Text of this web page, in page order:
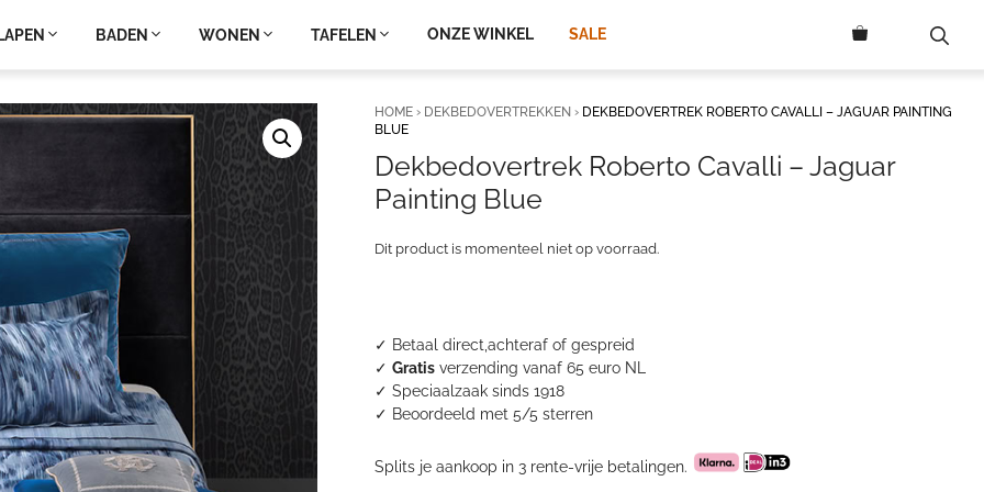
BADEN WONEN TAFELEN ONZE WINKEL SALE
✓ Betaal direct,achteraf of gespreid
✓Gratis verzending vanaf 65 euro NL
✓ Speciaalzaak sinds 1918
✓ Beoordeeld met 5/5 sterren
Splits je aankoop in 3 rente-vrije betalingen.
HOME › DEKBEDOVERTREKKEN › DEKBEDOVERTREK ROBERTO CAVALLI – JAGUAR PAINTING
BLUE
Dekbedovertrek Roberto Cavalli – Jaguar
Painting Blue
Dit product is momenteel niet op voorraad.